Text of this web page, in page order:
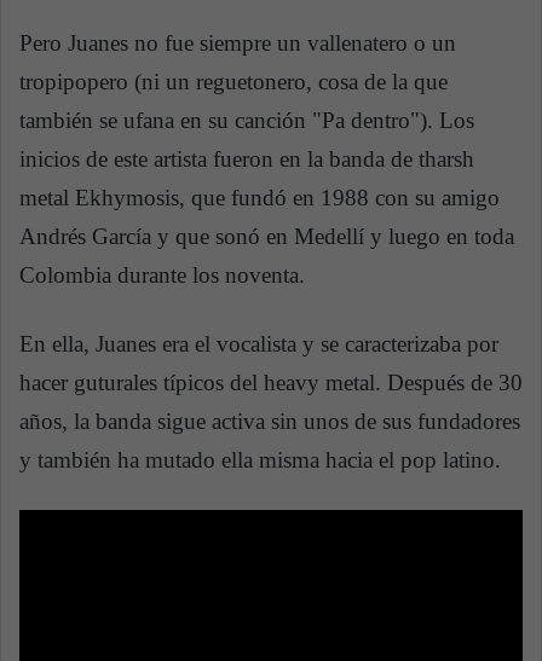
Pero Juanes no fue siempre un vallenatero o un
tropipopero (ni un reguetonero, cosa de la que
también se ufana en su canción "Pa dentro"). Los
inicios de este artista fueron en la banda de tharsh
metal Ekhymosis, que fundó en 1988 con su amigo
Andrés García y que sonó en Medellí y luego en toda
Colombia durante los noventa.
En ella, Juanes era el vocalista y se caracterizaba por
hacer guturales típicos del heavy metal. Después de 30
años, la banda sigue activa sin unos de sus fundadores
y también ha mutado ella misma hacia el pop latino.